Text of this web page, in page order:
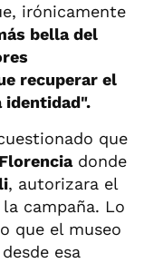
irónicamente
bella del
recuperar el
identidad".
que
Florenciadonde
, autorizara el
la campaña. Lo
que el museo
esa